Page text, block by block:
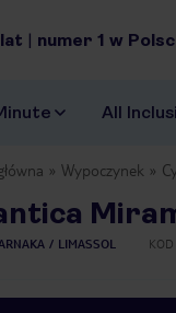
lat | numer 1 w
All
Wypoczynek
LIMASSOL KOD